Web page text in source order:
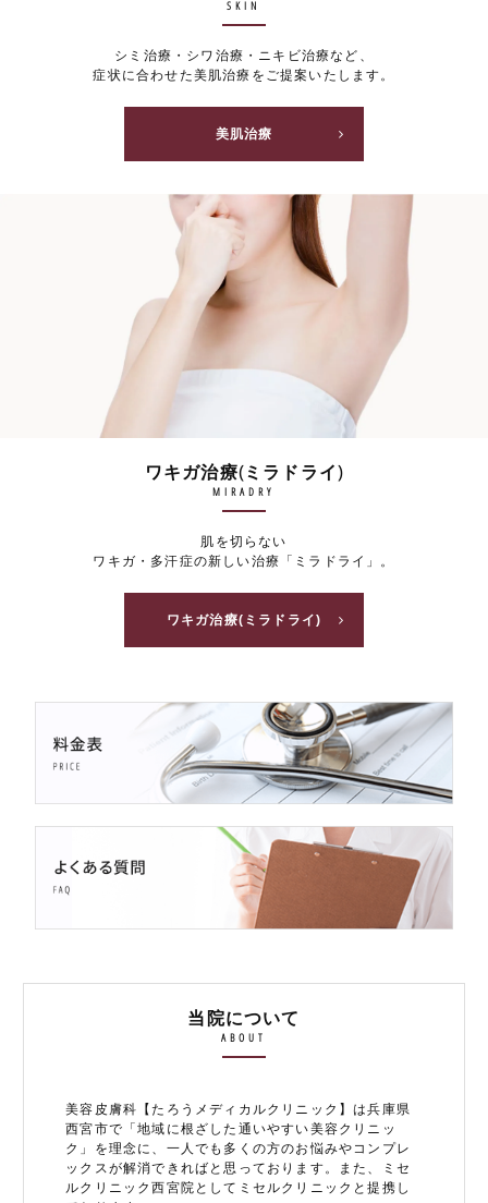
SKIN
シミ治療・シワ治療・ニキビ治療など、
症状に合わせた美肌治療をご提案いたします。
美肌治療
ワキガ治療(ミラドライ)
MIRADRY
肌を切らない
ワキガ・多汗症の新しい治療「ミラドライ」。
ワキガ治療(ミラドライ)
当院について
ABOUT
美容皮膚科【たろうメディカルクリニック】は兵庫県
西宮市で「地域に根ざした通いやすい美容クリニッ
ク」を理念に、一人でも多くの方のお悩みやコンプレ
ックスが解消できればと思っております。また、ミセ
ルクリニック西宮院としてミセルクリニックと提携し